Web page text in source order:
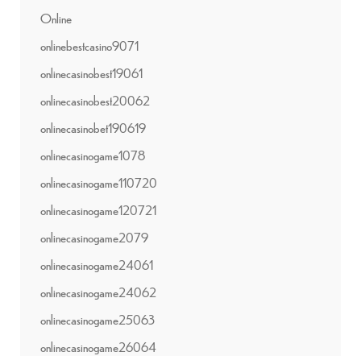
Online
onlinebestcasino9071
onlinecasinobest19061
onlinecasinobest20062
onlinecasinobet190619
onlinecasinogame1078
onlinecasinogame110720
onlinecasinogame120721
onlinecasinogame2079
onlinecasinogame24061
onlinecasinogame24062
onlinecasinogame25063
onlinecasinogame26064